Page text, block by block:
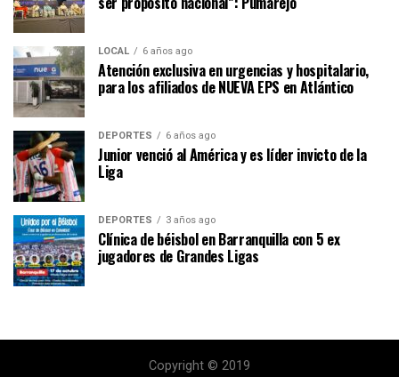
LOCAL 6 años ago
Atención exclusiva en urgencias y hospitalario,
para los afiliados de NUEVA EPS en Atlántico
DEPORTES 6 años ago
Junior venció al América y es líder invicto de la
Liga
DEPORTES 3 años ago
Clínica de béisbol en Barranquilla con 5 ex
jugadores de Grandes Ligas
Copyright © 2019